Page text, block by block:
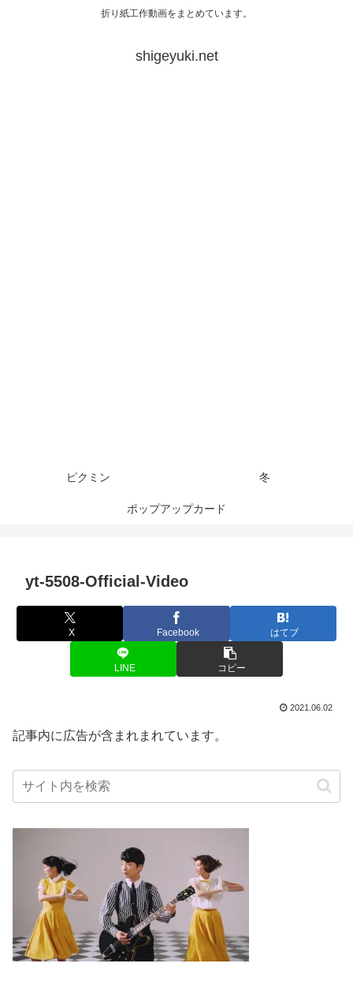
折り紙工作動画をまとめています。
shigeyuki.net
ピクミン 冬
ポップアップカード
yt-5508-Official-Video
X Facebook はてブ
LINE コピー
2021.06.02
記事内に広告が含まれまれています。